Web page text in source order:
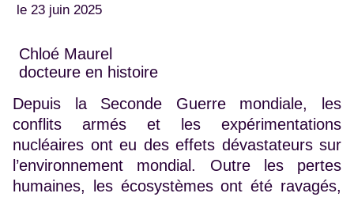
le 23 juin 2025
Chloé Maurel
docteure en histoire
Depuis la Seconde Guerre mondiale, les
conflits armés et les expérimentations
nucléaires ont eu des effets dévastateurs sur
l’environnement mondial. Outre les pertes
humaines, les écosystèmes ont été ravagés,